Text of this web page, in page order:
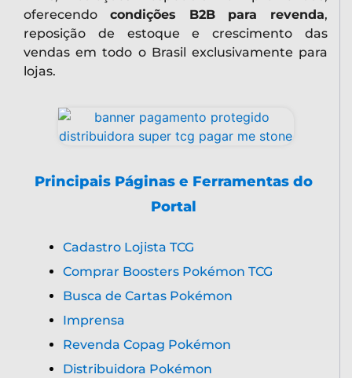
oferecendo condições B2B para revenda,
reposição de estoque e crescimento das
vendas em todo o Brasil exclusivamente para
lojas.
Principais Páginas e Ferramentas do
Portal
Cadastro Lojista TCG
Comprar Boosters Pokémon TCG
Busca de Cartas Pokémon
Imprensa
Revenda Copag Pokémon
Distribuidora Pokémon